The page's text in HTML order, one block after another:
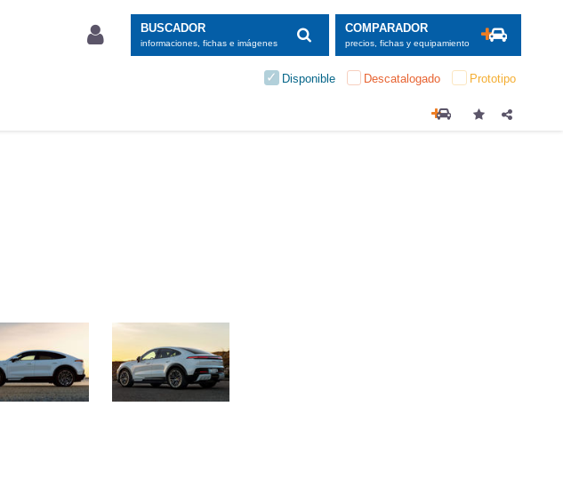
BUSCADOR
informaciones, fichas e imágenes
COMPARADOR
precios, fichas y equipamiento
Disponible Descatalogado Prototipo